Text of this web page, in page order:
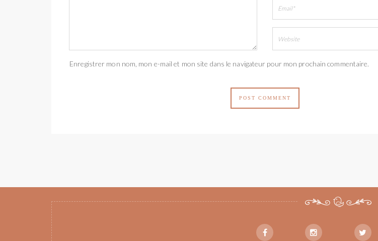
Enregistrer mon nom, mon e-mail et mon site dans le navigateur pour mon prochain commentaire.